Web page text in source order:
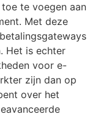
te voegen aan
Met deze
Het is echter
voor e-
zijn dan op
over het